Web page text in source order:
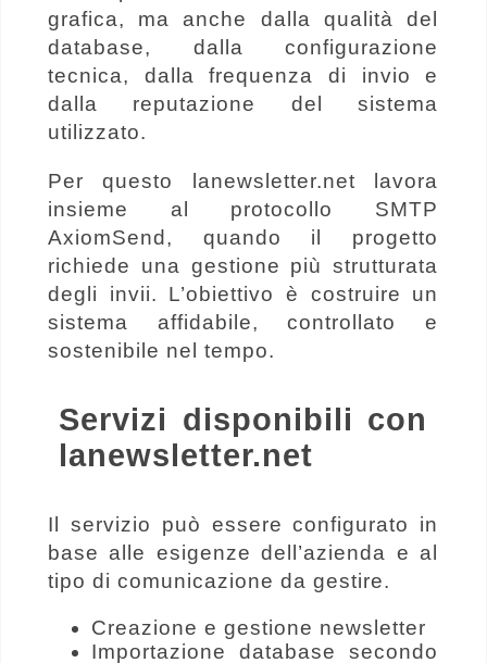
grafica, ma anche dalla qualità del
database, dalla configurazione
tecnica, dalla frequenza di invio e
dalla reputazione del sistema
utilizzato.
Per questo lanewsletter.net lavora
insieme al protocollo SMTP
AxiomSend, quando il progetto
richiede una gestione più strutturata
degli invii. L’obiettivo è costruire un
sistema affidabile, controllato e
sostenibile nel tempo.
Servizi disponibili con
lanewsletter.net
Il servizio può essere configurato in
base alle esigenze dell’azienda e al
tipo di comunicazione da gestire.
Creazione e gestione newsletter
Importazione database secondo